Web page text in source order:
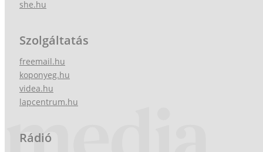
she.hu
Szolgáltatás
freemail.hu
koponyeg.hu
videa.hu
lapcentrum.hu
Rádió